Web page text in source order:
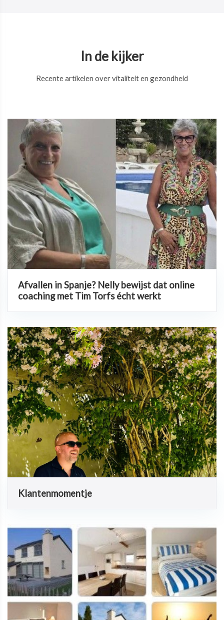
In de kijker
Recente artikelen over vitaliteit en gezondheid
Afvallen in Spanje? Nelly bewijst dat online
coaching met Tim Torfs écht werkt
Klantenmomentje